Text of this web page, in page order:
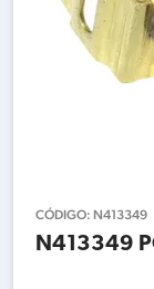
CÓDIGO: N413349
N413349